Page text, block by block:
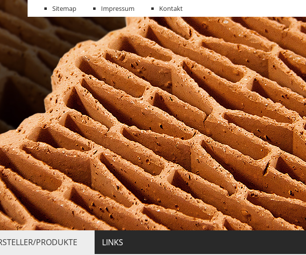
Sitemap Impressum Kontakt
PRODUKTE LINKS